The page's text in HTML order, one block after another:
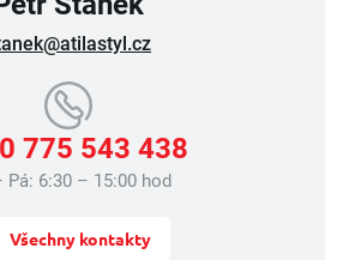
p
s
775 543 438
Pá: 6:30 – 15:00 hod
Všechny kontakty